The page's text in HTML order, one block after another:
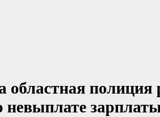
областная
невыплате